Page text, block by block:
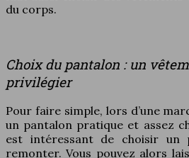
du corps.
Choix du pantalon : un
privilégier
Pour faire simple, lors d’une
un pantalon pratique et assez
est intéressant de choisir un
remonter. Vous pouvez alors